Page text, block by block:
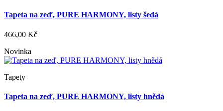
Tapeta na zeď, PURE HARMONY, listy šedá
466,00 Kč
Novinka
Tapety
Tapeta na zeď, PURE HARMONY, listy hnědá